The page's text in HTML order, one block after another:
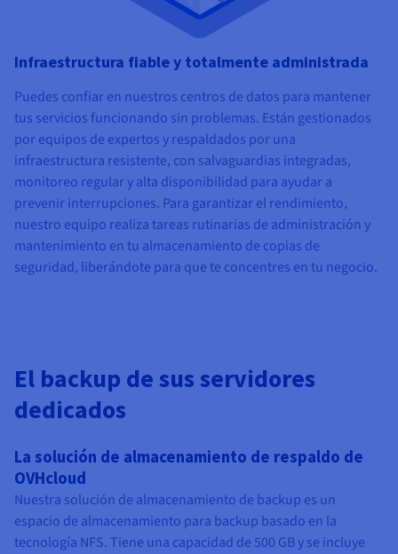
Infraestructura fiable y totalmente administrada
Puedes confiar en nuestros centros de datos para mantener
tus servicios funcionando sin problemas. Están gestionados
por equipos de expertos y respaldados por una
infraestructura resistente, con salvaguardias integradas,
monitoreo regular y alta disponibilidad para ayudar a
prevenir interrupciones. Para garantizar el rendimiento,
nuestro equipo realiza tareas rutinarias de administración y
mantenimiento en tu almacenamiento de copias de
seguridad, liberándote para que te concentres en tu negocio.
El backup de sus servidores
dedicados
La solución de almacenamiento de respaldo de
OVHcloud
Nuestra solución de almacenamiento de backup es un
espacio de almacenamiento para backup basado en la
tecnología NFS. Tiene una capacidad de 500 GB y se incluye